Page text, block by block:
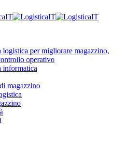
logistica per migliorare magazzino,
operativo
informatica
magazzino